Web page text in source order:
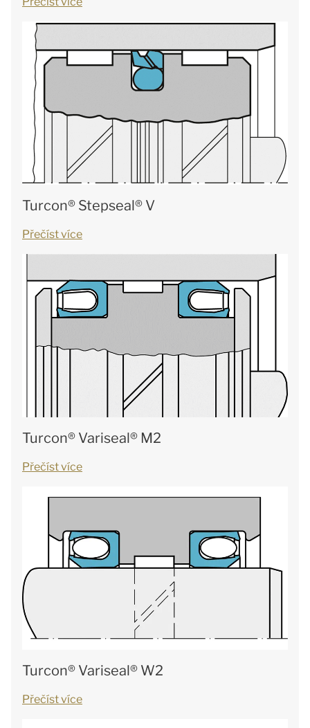
Turcon® Stepseal® V
Přečíst více
Turcon® Variseal® M2
Přečíst více
Turcon® Variseal® W2
Přečíst více